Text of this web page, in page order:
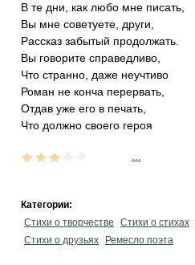
В те дни, как любо мне писать,
Вы мне советуете, други,
Рассказ забытый продолжать.
Вы говорите справедливо,
Что странно, даже неучтиво
Роман не конча перервать,
Отдав уже его в печать,
Что должно своего героя
Категории:
Стихи о творчестве
Стихи о стихах
Стихи о друзьях
Ремесло поэта